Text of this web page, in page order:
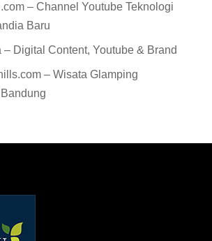
– Channel Youtube Teknologi
Baru
– Digital Content, Youtube & Brand
– Wisata Glamping